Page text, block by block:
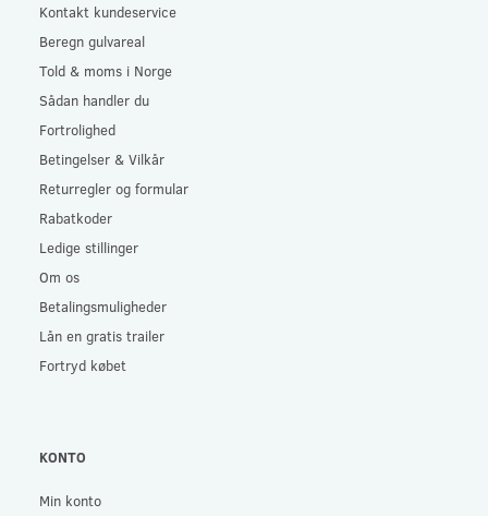
Kontakt kundeservice
Beregn gulvareal
Told & moms i Norge
Sådan handler du
Fortrolighed
Betingelser & Vilkår
Returregler og formular
Rabatkoder
Ledige stillinger
Om os
Betalingsmuligheder
Lån en gratis trailer
Fortryd købet
KONTO
Min konto